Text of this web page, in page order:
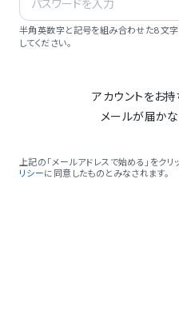
半角英数字と記号を組み合わせた8文
してください。
アカウントをお
メールが届か
上記の「メールアドレスで始める」をクリ
リシーに同意したものとみなされます。